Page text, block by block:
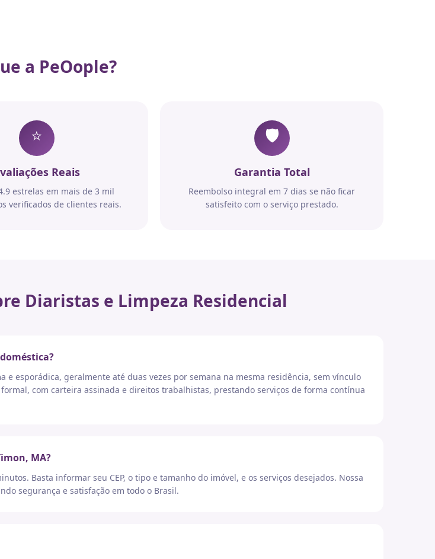
a PeOople?
⭐
Reais
estrelas em mais de 3 mil
verificados de clientes reais.
🛡️
Garantia Total
Reembolso integral em 7 dias se não ficar
satisfeito com o serviço prestado.
Diaristas e Limpeza Residencial
esporádica, geralmente até duas vezes por semana na mesma residência, sem vínculo
com carteira assinada e direitos trabalhistas, prestando serviços de forma contínua
MA?
Basta informar seu CEP, o tipo e tamanho do imóvel, e os serviços desejados. Nossa
segurança e satisfação em todo o Brasil.